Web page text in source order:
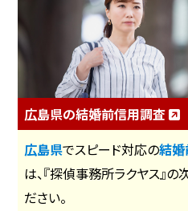
広島県の結婚前信用調査
広島県でスピード対応の結
は、『探偵事務所ラクヤス』
ださい。